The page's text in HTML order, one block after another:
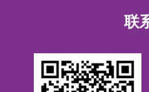
联